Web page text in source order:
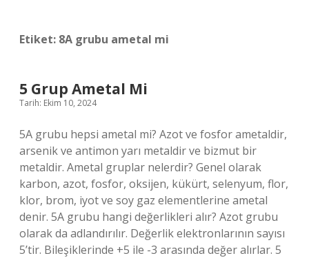
Etiket: 8A grubu ametal mi
5 Grup Ametal Mi
Tarih: Ekim 10, 2024
5A grubu hepsi ametal mi? Azot ve fosfor ametaldir,
arsenik ve antimon yarı metaldir ve bizmut bir
metaldir. Ametal gruplar nelerdir? Genel olarak
karbon, azot, fosfor, oksijen, kükürt, selenyum, flor,
klor, brom, iyot ve soy gaz elementlerine ametal
denir. 5A grubu hangi değerlikleri alır? Azot grubu
olarak da adlandırılır. Değerlik elektronlarının sayısı
5’tir. Bileşiklerinde +5 ile -3 arasında değer alırlar. 5